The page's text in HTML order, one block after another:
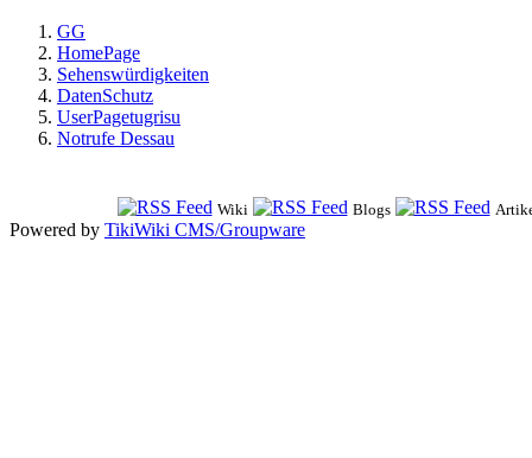
GG
HomePage
Sehenswürdigkeiten
DatenSchutz
UserPagetugrisu
Notrufe Dessau
Wiki Blogs
Powered by TikiWiki CMS/Groupware